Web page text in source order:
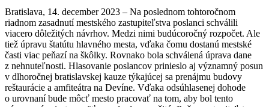
Bratislava, 14. december 2023 – Na poslednom tohtoročnom
riadnom zasadnutí mestského zastupiteľstva poslanci schválili
viacero dôležitých návrhov. Medzi nimi budúcoročný rozpočet. Ale
tiež úpravu štatútu hlavného mesta, vďaka čomu dostanú mestské
časti viac peňazí na škôlky. Rovnako bola schválená úprava dane
z nehnuteľnosti. Hlasovanie poslancov prinieslo aj významný posun
v dlhoročnej bratislavskej kauze týkajúcej sa prenájmu budovy
reštaurácie a amfiteátra na Devíne. Vďaka odsúhlasenej dohode
o urovnaní bude môcť mesto pracovať na tom, aby bol tento